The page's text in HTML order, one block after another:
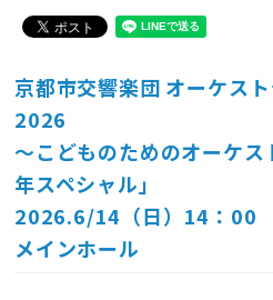
京都市交響楽団 オーケス
2026
〜こどものためのオーケ
年スペシャル」
2026.6/14（日）14：00
メインホール